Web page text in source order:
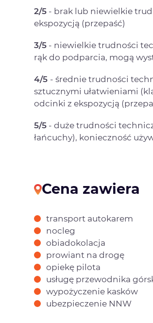
2/5 - brak lub niewielkie
ekspozycją (przepaść)
3/5 - niewielkie trudności
rąk do podparcia, mogą
4/5 - średnie trudności
sztucznymi ułatwieniami
odcinki z ekspozycją
5/5 - duże trudności
łańcuchy), konieczność
Cena zawiera
transport autokarem
nocleg
obiadokolacja
prowiant na drogę
opiekę pilota
usługę przewodnika
wypożyczenie kasków
ubezpieczenie NNW